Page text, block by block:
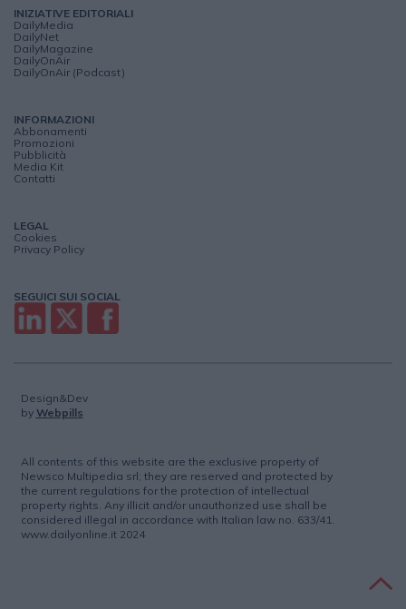
INIZIATIVE EDITORIALI
DailyMedia
DailyNet
DailyMagazine
DailyOnAir
DailyOnAir (Podcast)
INFORMAZIONI
Abbonamenti
Promozioni
Pubblicità
Media Kit
Contatti
LEGAL
Cookies
Privacy Policy
SEGUICI SUI SOCIAL
Design&Dev
by Webpills
All contents of this website are the exclusive property of
Newsco Multipedia srl; they are reserved and protected by
the current regulations for the protection of intellectual
property rights. Any illicit and/or unauthorized use shall be
considered illegal in accordance with Italian law no. 633/41.
www.dailyonline.it 2024